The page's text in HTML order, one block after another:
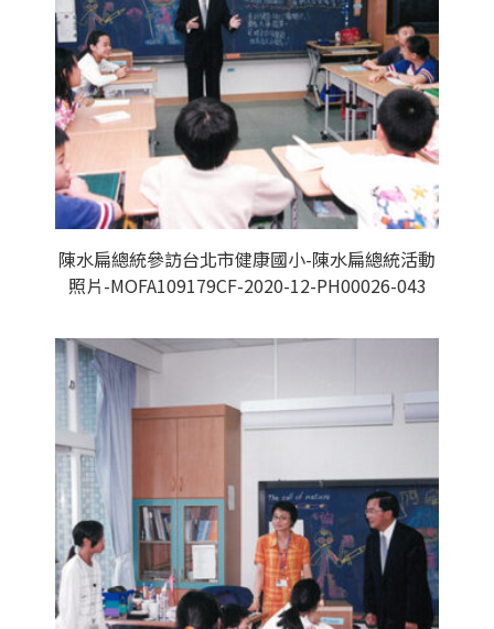
陳水扁總統參訪台北市健康國小-陳水扁總統活動
照片-MOFA109179CF-2020-12-PH00026-043